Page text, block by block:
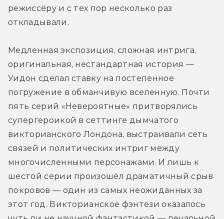
режиссёру и с тех пор несколько раз
откладывали.
Медленная экспозиция, сложная интрига,
оригинальная, нестандартная история —
Уидон сделал ставку на постепенное
погружение в обманчивую вселенную. Почти
пять серий «Невероятные» притворялись
супергероикой в сеттинге дымчатого
викторианского Лондона, выстраивали сеть
связей и политических интриг между
многочисленными персонажами. И лишь к
шестой серии произошёл драматичный срыв
покровов — один из самых неожиданных за
этот год. Викторианское фэнтези оказалось